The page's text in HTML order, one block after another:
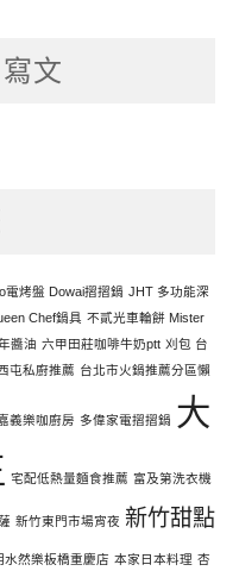
文
電烤盤 Dowai摺摺鍋 JHT 多功能深
Chef鍋具 不貳光車輪餅 Mister
醬油 六甲田莊咖啡牛奶ptt 刈包 台
屯私廚推薦 台北市火鍋推薦分區懶
義樂咖廚房 多偉家電摺摺鍋 大
宅配低熱量麵食推薦 富及第洗衣機
新竹東門市場宵夜 新竹甜點
水然樂板橋重慶店 本家日本料理 杏